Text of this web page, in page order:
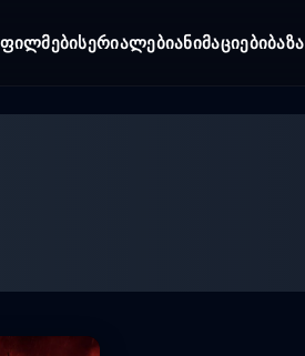
ფილმებისერიალებიანიმაციებიბაზა